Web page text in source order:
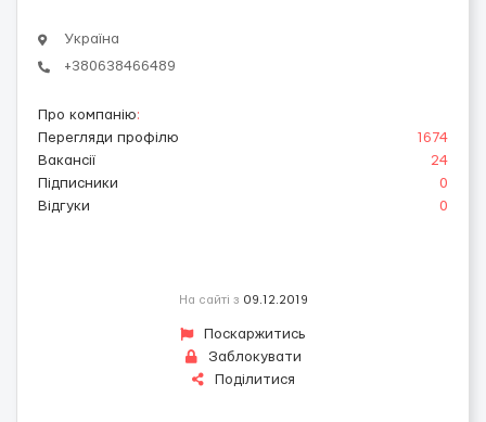
Україна
+380638466489
Про компанію:
Перегляди профілю
1674
Вакансії
24
Підписники
0
Відгуки
0
На сайті з 09.12.2019
Поскаржитись
Заблокувати
Поділитися